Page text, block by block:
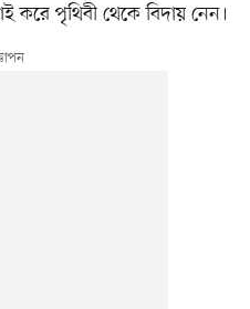
করে পৃথিবী থেকে বিদায় নেন।